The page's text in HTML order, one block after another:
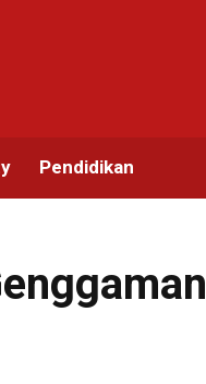
Pendidikan